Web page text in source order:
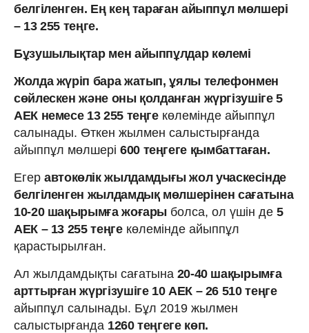
белгіленген. Ең кең тараған айыппұл мөлшері
– 13 255 теңге.
Бұзушылықтар мен айыппұлдар көлемі
Жолда жүріп бара жатып, ұялы телефонмен
сөйлескен және оны қолданған жүргізушіге 5
АЕК немесе 13 255 теңгекөлемінде айыппұл
салынады. Өткен жылмен салыстырғанда
айыппұл мөлшері 600 теңгеге қымбаттаған.
Егер автокөлік жылдамдығы жол учаскесінде
белгіленген жылдамдық мөлшерінен сағатына
10-20 шақырымға жоғары болса, ол үшін де5
АЕК – 13 255 теңгекөлемінде айыппұл
қарастырылған.
Ал жылдамдықты сағатына 20-40 шақырымға
арттырған жүргізушіге 10 АЕК – 26 510 теңге
айыппұл салынады. Бұл 2019 жылмен
салыстырғанда 1260 теңгеге көп.